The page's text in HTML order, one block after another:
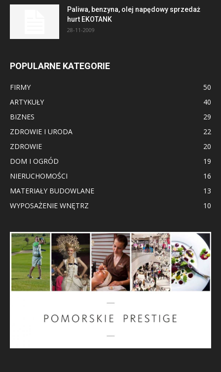
Paliwa, benzyna, olej napędowy sprzedaż
hurt EKOTANK
28-11-2009
POPULARNE KATEGORIE
FIRMY
50
ARTYKUŁY
40
BIZNES
29
ZDROWIE I URODA
22
ZDROWIE
20
DOM I OGRÓD
19
NIERUCHOMOŚCI
16
MATERIAŁY BUDOWLANE
13
WYPOSAŻENIE WNĘTRZ
10